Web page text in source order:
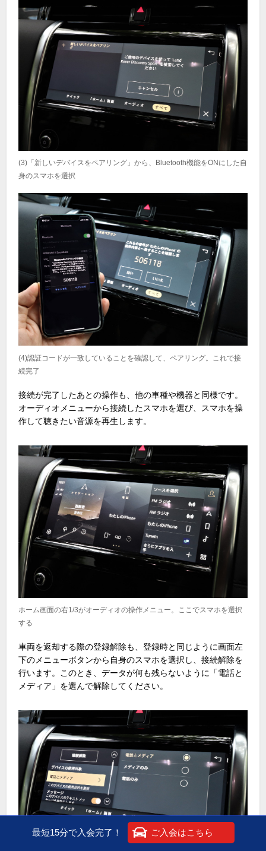
(3)「新しいデバイスをペアリング」から、Bluetooth機能をONにした自
身のスマホを選択
(4)認証コードが一致していることを確認して、ペアリング。これで接
続完了
接続が完了したあとの操作も、他の車種や機器と同様です。
オーディオメニューから接続したスマホを選び、スマホを操
作して聴きたい音源を再生します。
ホーム画面の右1/3がオーディオの操作メニュー。ここでスマホを選択
する
車両を返却する際の登録解除も、登録時と同じように画面左
下のメニューボタンから自身のスマホを選択し、接続解除を
行います。このとき、データが何も残らないように「電話と
メディア」を選んで解除してください。
最短15分で入会完了！ ご入会はこちら